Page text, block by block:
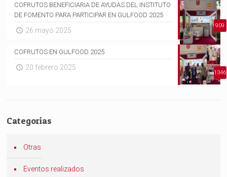
909
COFRUTOS BENEFICIARIA DE AYUDAS DEL INSTITUTO
DE FOMENTO PARA PARTICIPAR EN GULFOOD 2025
26 mayo 2025
1346
COFRUTOS EN GULFOOD 2025
20 febrero 2025
Categorías
Otras
Eventos realizados